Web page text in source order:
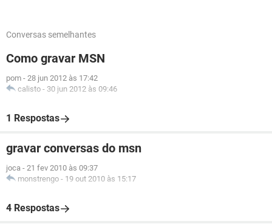
Conversas semelhantes
Como gravar MSN
pom - 28 jun 2012 às 17:42
calisto - 30 jun 2012 às 09:46
1 Respostas
gravar conversas do msn
joca - 21 fev 2010 às 09:37
monstrengo - 19 out 2010 às 15:17
4 Respostas